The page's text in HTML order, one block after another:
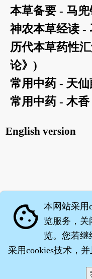
本草备要 - 马兜
神农本草经读 -
历代本草药性
论》)
常用中药 - 天仙
常用中药 - 木香
English version
cookie 本网站采用
览服务，关
览。您若继
采用cookies技术，